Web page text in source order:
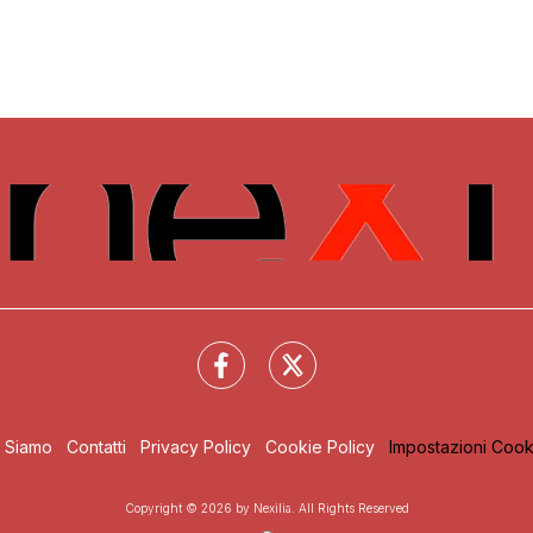
Siamo Contatti Privacy Policy Cookie Policy Impostazioni
Copyright © 2026 by Nexilia. All Rights Reserved